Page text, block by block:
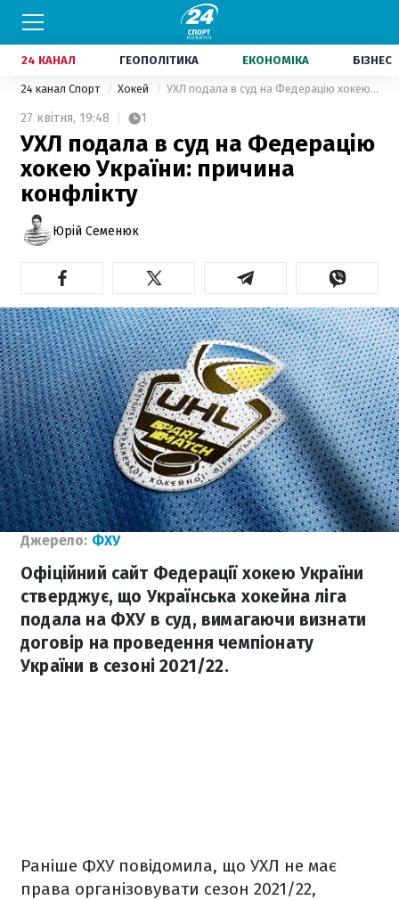
24 КАНАЛ ГЕОПОЛІТИКА ЕКОНОМІКА БІЗНЕС
24 канал Спорт Хокей УХЛ подала в суд на Федерацію хокею України: причина конфлікту
27 квітня, 19:48 1
УХЛ подала в суд на Федерацію
хокею України: причина
конфлікту
Юрій Семенюк
Джерело: ФХУ
Офіційний сайт Федерації хокею України
стверджує, що Українська хокейна ліга
подала на ФХУ в суд, вимагаючи визнати
договір на проведення чемпіонату
України в сезоні 2021/22.
Раніше ФХУ повідомила, що УХЛ не має
права організовувати сезон 2021/22,